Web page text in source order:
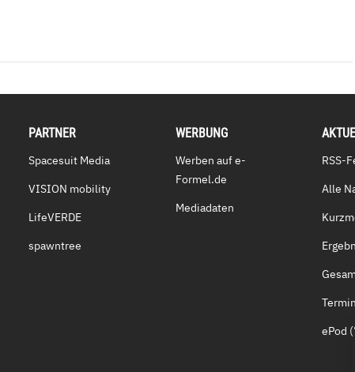
PARTNER
Spacesuit Media
VISION mobility
LifeVERDE
spawntree
WERBUNG
Werben auf e-
Formel.de
Mediadaten
RSS-
Alle
ePod